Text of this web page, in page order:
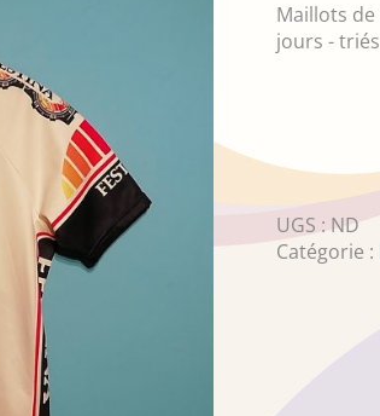
Maillots
jours -
UGS : ND
Catégorie :